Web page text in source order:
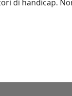
di handicap.